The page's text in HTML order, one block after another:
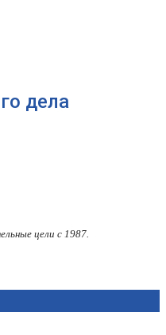
дела
цели с 1987.